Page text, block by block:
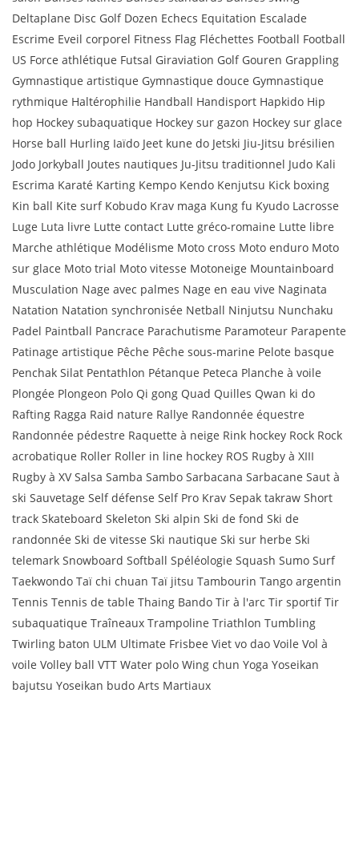
Deltaplane Disc Golf Dozen Echecs Equitation Escalade
Escrime Eveil corporel Fitness Flag Fléchettes Football Football
US Force athlétique Futsal Giraviation Golf Gouren Grappling
Gymnastique artistique Gymnastique douce Gymnastique
rythmique Haltérophilie Handball Handisport Hapkido Hip
hop Hockey subaquatique Hockey sur gazon Hockey sur glace
Horse ball Hurling Iaïdo Jeet kune do Jetski Jiu-Jitsu brésilien
Jodo Jorkyball Joutes nautiques Ju-Jitsu traditionnel Judo Kali
Escrima Karaté Karting Kempo Kendo Kenjutsu Kick boxing
Kin ball Kite surf Kobudo Krav maga Kung fu Kyudo Lacrosse
Luge Luta livre Lutte contact Lutte gréco-romaine Lutte libre
Marche athlétique Modélisme Moto cross Moto enduro Moto
sur glace Moto trial Moto vitesse Motoneige Mountainboard
Musculation Nage avec palmes Nage en eau vive Naginata
Natation Natation synchronisée Netball Ninjutsu Nunchaku
Padel Paintball Pancrace Parachutisme Paramoteur Parapente
Patinage artistique Pêche Pêche sous-marine Pelote basque
Penchak Silat Pentathlon Pétanque Peteca Planche à voile
Plongée Plongeon Polo Qi gong Quad Quilles Qwan ki do
Rafting Ragga Raid nature Rallye Randonnée équestre
Randonnée pédestre Raquette à neige Rink hockey Rock Rock
acrobatique Roller Roller in line hockey ROS Rugby à XIII
Rugby à XV Salsa Samba Sambo Sarbacana Sarbacane Saut à
ski Sauvetage Self défense Self Pro Krav Sepak takraw Short
track Skateboard Skeleton Ski alpin Ski de fond Ski de
randonnée Ski de vitesse Ski nautique Ski sur herbe Ski
telemark Snowboard Softball Spéléologie Squash Sumo Surf
Taekwondo Taï chi chuan Taï jitsu Tambourin Tango argentin
Tennis Tennis de table Thaing Bando Tir à l'arc Tir sportif Tir
subaquatique Traîneaux Trampoline Triathlon Tumbling
Twirling baton ULM Ultimate Frisbee Viet vo dao Voile Vol à
voile Volley ball VTT Water polo Wing chun Yoga Yoseikan
bajutsu Yoseikan budo Arts Martiaux